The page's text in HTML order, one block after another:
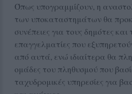
Όπως υπογραμμίζουν, η
των υποκαταστημάτων θα
συνέπειες για τους δημότες και
επαγγελματίες που
από αυτά, ενώ ιδιαίτερα θα
ομάδες του πληθυσμού που
ταχυδρομικές υπηρεσίες για